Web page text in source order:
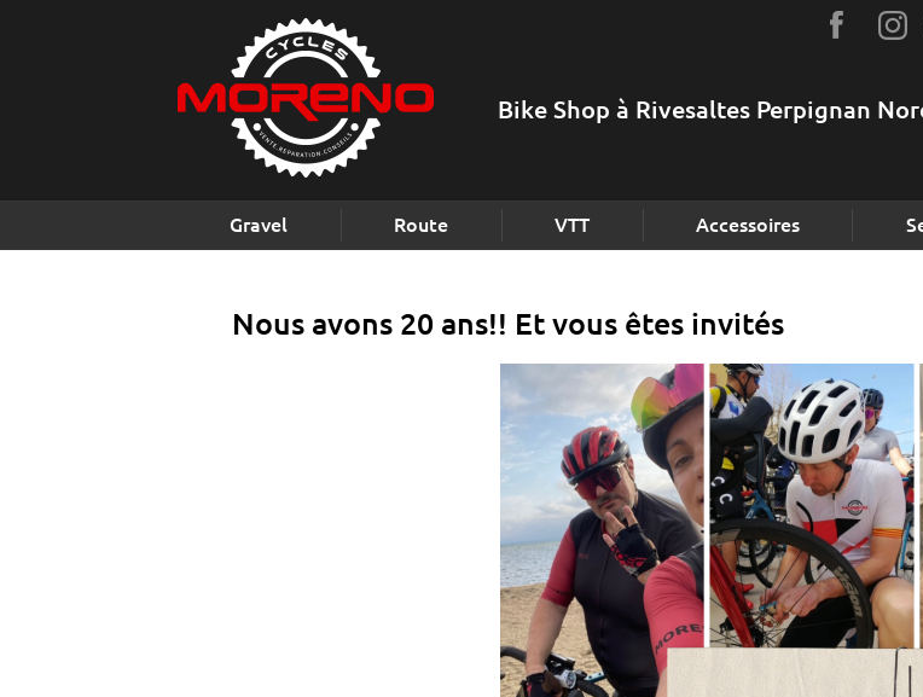
Bike Shop à Rivesaltes Perpignan
Nous avons 20 ans!! Et vous êtes invités
Gravel Route VTT Accessoires